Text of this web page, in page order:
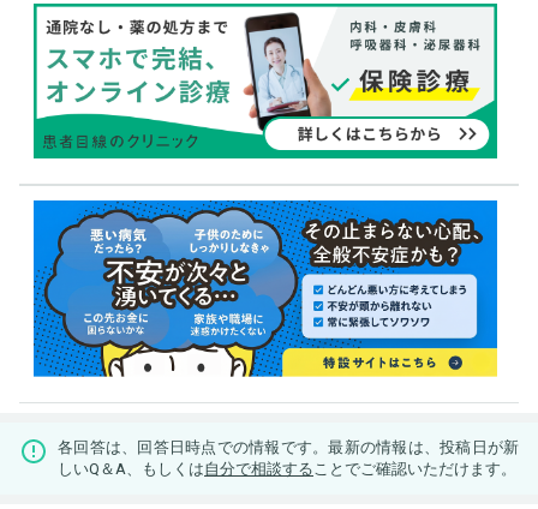
各回答は、回答日時点での情報です。最新の情報は、投稿日が新
しいQ＆A、もしくは自分で相談する ことでご確認いただけます。